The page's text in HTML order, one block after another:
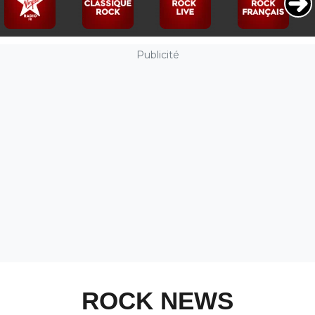
Publicité
ROCK NEWS